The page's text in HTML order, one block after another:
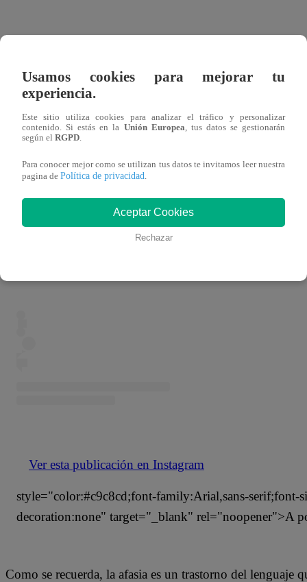
View this post on Instagram
Ver esta publicación en Instagram
style="color:#c9c8cd;font-family:Arial,sans-
decoration:none" target="_blank" rel="noopener">A
Como se recuerda, la afasia es un trastorno del lenguaje
Usamos cookies para mejorar tu
experiencia.
Este sitio utiliza cookies para analizar el tráfico y personalizar
contenido. Si estás en la Unión Europea, tus datos se gestionarán
según el RGPD.
Para conocer mejor como se utilizan tus datos te invitamos leer nuestra
pagina de Política de privacidad.
Aceptar Cookies
Rechazar